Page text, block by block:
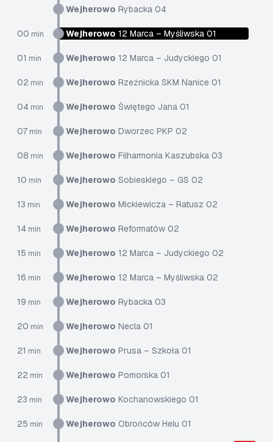
Wejherowo Rybacka 04
00 min Wejherowo 12 Marca – Myśliwska 01
01 min Wejherowo 12 Marca – Judyckiego 01
02 min Wejherowo Rzeźnicka SKM Nanice 01
04 min Wejherowo Świętego Jana 01
07 min Wejherowo Dworzec PKP 02
08 min Wejherowo Filharmonia Kaszubska 03
10 min Wejherowo Sobieskiego – GS 02
13 min Wejherowo Mickiewicza – Ratusz 02
14 min Wejherowo Reformatów 02
15 min Wejherowo 12 Marca – Judyckiego 02
16 min Wejherowo 12 Marca – Myśliwska 02
19 min Wejherowo Rybacka 03
20 min Wejherowo Necla 01
21 min Wejherowo Prusa – Szkoła 01
22 min Wejherowo Pomorska 01
23 min Wejherowo Kochanowskiego 01
25 min Wejherowo Obrońców Helu 01